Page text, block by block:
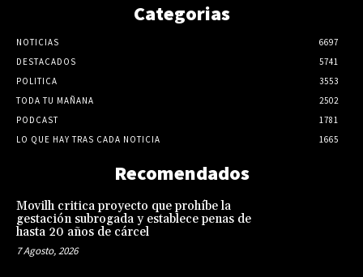
Categorias
NOTICIAS
6697
DESTACADOS
5741
POLITICA
3553
TODA TU MAÑANA
2502
PODCAST
1781
LO QUE HAY TRAS CADA NOTICIA
1665
Recomendados
Movilh critica proyecto que prohíbe la
gestación subrogada y establece penas de
hasta 20 años de cárcel
7 Agosto, 2026